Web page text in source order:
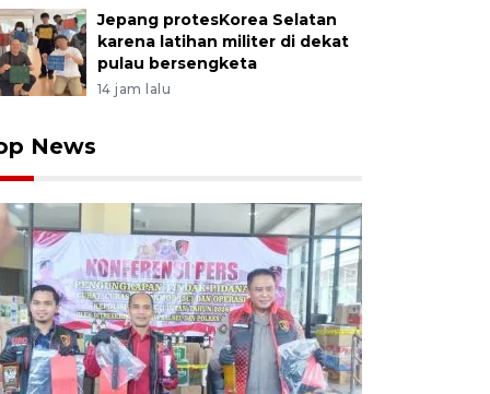
Jepang protesKorea Selatan
karena latihan militer di dekat
pulau bersengketa
14 jam lalu
News